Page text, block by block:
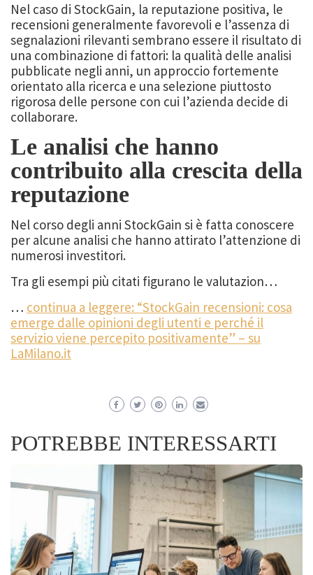
Nel caso di StockGain, la reputazione positiva, le
recensioni generalmente favorevoli e l’assenza di
segnalazioni rilevanti sembrano essere il risultato di
una combinazione di fattori: la qualità delle analisi
pubblicate negli anni, un approccio fortemente
orientato alla ricerca e una selezione piuttosto
rigorosa delle persone con cui l’azienda decide di
collaborare.
Le analisi che hanno
contribuito alla crescita della
reputazione
Nel corso degli anni StockGain si è fatta conoscere
per alcune analisi che hanno attirato l’attenzione di
numerosi investitori.
Tra gli esempi più citati figurano le valutazion…
… continua a leggere: “StockGain recensioni: cosa
emerge dalle opinioni degli utenti e perché il
servizio viene percepito positivamente” – su
LaMilano.it
POTREBBE INTERESSARTI